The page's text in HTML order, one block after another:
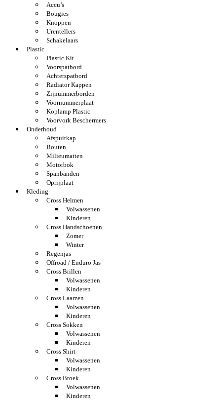
Accu’s
Bougies
Knoppen
Urentellers
Schakelaars
Plastic
Plastic Kit
Voorspatbord
Achterspatbord
Radiator Kappen
Zijnummerborden
Voornummerplaat
Koplamp Plastic
Voorvork Beschermers
Onderhoud
Afspuitkap
Bouten
Milieumatten
Motorbok
Spanbanden
Oprijplaat
Kleding
Cross Helmen
Volwassenen
Kinderen
Cross Handschoenen
Zomer
Winter
Regenjas
Offroad / Enduro Jas
Cross Brillen
Volwassenen
Kinderen
Cross Laarzen
Volwassenen
Kinderen
Cross Sokken
Volwassenen
Kinderen
Cross Shirt
Volwassenen
Kinderen
Cross Broek
Volwassenen
Kinderen